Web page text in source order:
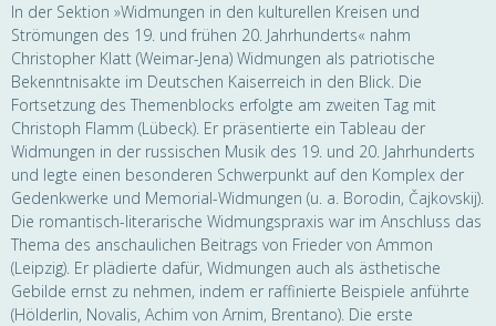
In der Sektion »Widmungen in den kulturellen Kreisen und
Strömungen des 19. und frühen 20. Jahrhunderts« nahm
Christopher Klatt (Weimar-Jena) Widmungen als patriotische
Bekenntnisakte im Deutschen Kaiserreich in den Blick. Die
Fortsetzung des Themenblocks erfolgte am zweiten Tag mit
Christoph Flamm (Lübeck). Er präsentierte ein Tableau der
Widmungen in der russischen Musik des 19. und 20. Jahrhunderts
und legte einen besonderen Schwerpunkt auf den Komplex der
Gedenkwerke und Memorial-Widmungen (u. a. Borodin, Čajkovskij).
Die romantisch-literarische Widmungspraxis war im Anschluss das
Thema des anschaulichen Beitrags von Frieder von Ammon
(Leipzig). Er plädierte dafür, Widmungen auch als ästhetische
Gebilde ernst zu nehmen, indem er raffinierte Beispiele anführte
(Hölderlin, Novalis, Achim von Arnim, Brentano). Die erste